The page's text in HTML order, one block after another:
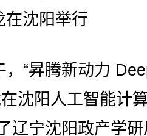
在沈阳举行
“昇腾新动力
沈阳人工智能计
辽宁沈阳政产学